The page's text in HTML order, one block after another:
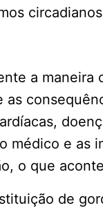
a maneira
médico e as
o que
de